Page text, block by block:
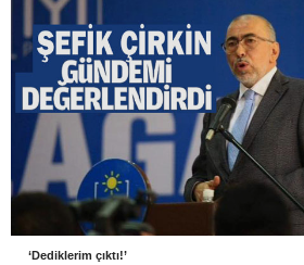
‘Dediklerim çıktı!’